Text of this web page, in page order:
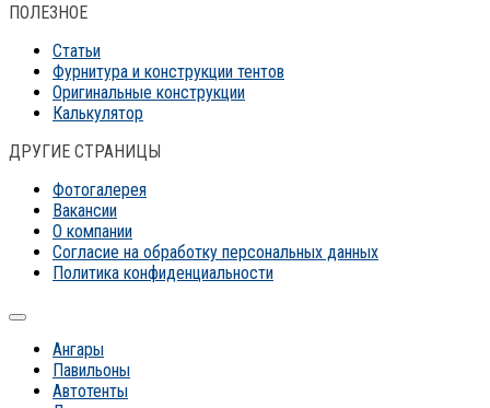
ПОЛЕЗНОЕ
Статьи
Фурнитура и конструкции тентов
Оригинальные конструкции
Калькулятор
ДРУГИЕ СТРАНИЦЫ
Фотогалерея
Вакансии
О компании
Согласие на обработку персональных данных
Политика конфиденциальности
Ангары
Павильоны
Автотенты